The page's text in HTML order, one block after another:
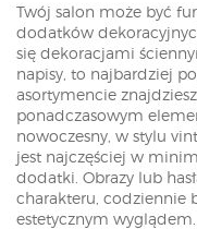
Twój salon może być
dodatków
się dekoracjami
napisy, to najbardziej
asortymencie
ponadczasowym
nowoczesny, w stylu
jest najczęściej w
dodatki. Obrazy lub
charakteru, codziennie
estetycznym